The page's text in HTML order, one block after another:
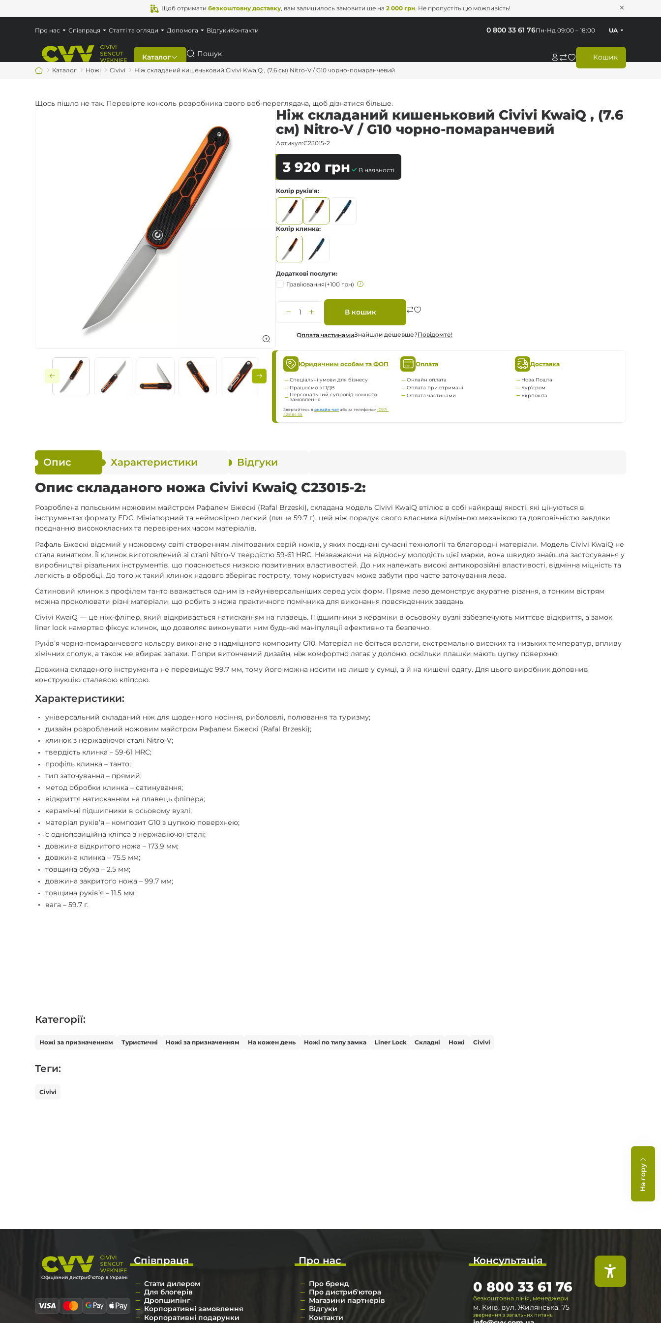
Щоб отриматибезкоштовну доставку, вам залишилось замовити ще на2 000 грн. Не пропустіть цю можливість!
Каталог
Мультитули
Аксесуари
Ножі по типу замка
Ножі за призначенням
Пошук Кошик
Пн-Нд 09:00 – 18:00
0 800 33 61 76 UA
Про нас Співпраця Статті та огляди Допомога ВідгукиКонтакти
Каталог Ножі Civivi Ніж складаний кишеньковий Civivi KwaiQ , (7.6 см) Nitro-V / G10 чорно-помаранчевий
Щось пішло не так. Перевірте консоль розробника свого веб-переглядача, щоб дізнатися більше.
Ніж складаний кишеньковий Civivi KwaiQ , (7.6
см) Nitro-V / G10 чорно-помаранчевий
Артикул:C23015-2
3 920 грн В наявності
Колір руків'я
Колір клинка
Додаткові послуги
Гравіювання(+100 грн)
В кошик
Оплата частинамиЗнайшли дешевше?Повiдомте!
Юридичним особам та ФОП
Спеціальні умови для бізнесу
Працюємо з ПДВ
Персональний супровід кожного
замовлення
Звертайтесь вонлайн-чат або за телефоном(097)
428 84 55
Оплата
Онлайн оплата
Оплата при отримані
Оплата частинами
Доставка
Нова Пошта
Кур’єром
Укрпошта
Опис Характеристики Відгуки
Опис складаного ножа Civivi KwaiQ C23015-2:
Розроблена польським ножовим майстром Рафалем Бжескі (Rafal Brzeski), складана модель Civivi KwaiQ втілює в собі найкращі якості, які цінуються в
інструментах формату EDC. Мініатюрний та неймовірно легкий (лише 59.7 г), цей ніж порадує свого власника відмінною механікою та довговічністю завдяки
поєднанню висококласних та перевірених часом матеріалів.
Рафаль Бжескі відомий у ножовому світі створенням лімітованих серій ножів, у яких поєднані сучасні технології та благородні матеріали. Модель Civivi KwaiQ не
стала винятком. Її клинок виготовлений зі сталі Nitro-V твердістю 59-61 HRC. Незважаючи на відносну молодість цієї марки, вона швидко знайшла застосування у
виробництві різальних інструментів, що пояснюється низкою позитивних властивостей. До них належать високі антикорозійні властивості, відмінна міцність та
легкість в обробці. До того ж такий клинок надовго зберігає гостроту, тому користувач може забути про часте заточування леза.
Сатиновий клинок з профілем танто вважається одним із найуніверсальніших серед усіх форм. Пряме лезо демонструє акуратне різання, а тонким вістрям
можна проколювати різні матеріали, що робить з ножа практичного помічника для виконання повсякденних завдань.
Civivi KwaiQ — це ніж-фліпер, який відкривається натисканням на плавець. Підшипники з кераміки в осьовому вузлі забезпечують миттєве відкриття, а замок
liner lock намертво фіксує клинок, що дозволяє виконувати ним будь-які маніпуляції ефективно та безпечно.
Руківʼя чорно-помаранчевого кольору виконане з надміцного композиту G10. Матеріал не боїться вологи, екстремально високих та низьких температур, впливу
хімічних сполук, а також не вбирає запахи. Попри витончений дизайн, ніж комфортно лягає у долоню, оскільки плашки мають цупку поверхню.
Довжина складеного інструмента не перевищує 99.7 мм, тому його можна носити не лише у сумці, а й на кишені одягу. Для цього виробник доповнив
конструкцію сталевою кліпсою.
Характеристики:
універсальний складаний ніж для щоденного носіння, риболовлі, полювання та туризму;
дизайн розроблений ножовим майстром Рафалем Бжескі (Rafal Brzeski);
клинок з нержавіючої сталі Nitro-V;
твердість клинка – 59-61 HRC;
профіль клинка – танто;
тип заточування – прямий;
метод обробки клинка – сатинування;
відкриття натисканням на плавець фліпера;
керамічні підшипники в осьовому вузлі;
матеріал руківʼя – композит G10 з цупкою поверхнею;
є однопозиційна кліпса з нержавіючої сталі;
довжина відкритого ножа – 173.9 мм;
довжина клинка – 75.5 мм;
товщина обуха – 2.5 мм;
довжина закритого ножа – 99.7 мм;
товщина руківʼя – 11.5 мм;
вага – 59.7 г.
Категорії:
Ножі за призначенням Туристичні Ножі за призначенням На кожен день Ножі по типу замка Liner Lock Складні Ножі Civivi
Теги:
Civivi
На гору
Про нас
Про бренд
Про дистриб'ютора
Магазини партнерів
Відгуки
Контакти
Співпраця
Стати дилером
Для блогерів
Дропшипінг
Корпоративні замовлення
Корпоративні подарунки
Консультація
безкоштовна лінія, менеджери
0 800 33 61 76
м. Київ, вул. Жилянська, 75
звернення з загальних питань